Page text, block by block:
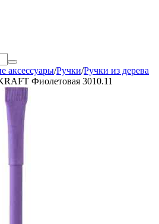
аксессуары/Ручки/Ручки из дерева
Фиолетовая 3010.11